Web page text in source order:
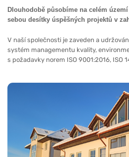
Dlouhodobě působíme na celém
sebou desítky úspěšných projektů v
V naší společnosti je zaveden a
systém managementu kvality,
s požadavky norem ISO 9001:2016, ISO